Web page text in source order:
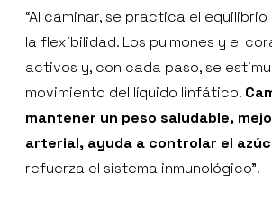
“Al caminar, se practica el
la flexibilidad. Los pulmones y el
activos y, con cada paso, se
movimiento del líquido linfático.
mantener un peso saludable,
arterial, ayuda a controlar el
refuerza el sistema inmunológico”.